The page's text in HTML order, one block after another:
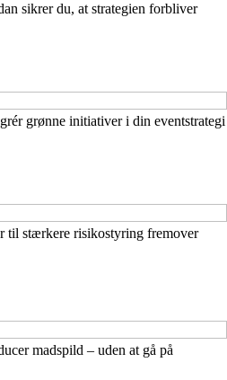
sikrer du, at strategien forbliver
grønne initiativer i din eventstrategi
til stærkere risikostyring fremover
madspild – uden at gå på